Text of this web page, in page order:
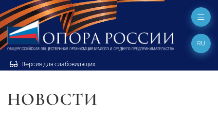
Версия для слабовидящих
RU
НОВОСТИ